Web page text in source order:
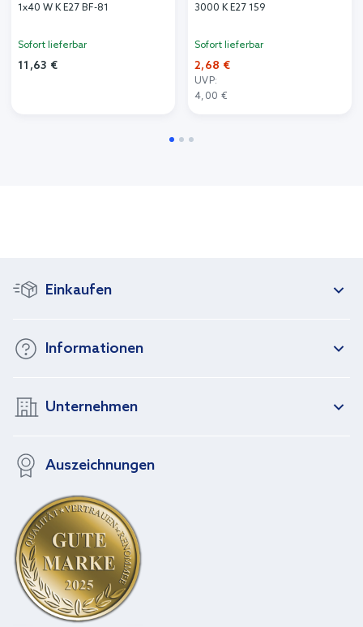
1x40 W K E27 BF-81
Sofort lieferbar
11,63 €
3000 K E27 159
Sofort lieferbar
2,68 €
UVP:
4,00 €
Einkaufen
Informationen
Unternehmen
Auszeichnungen